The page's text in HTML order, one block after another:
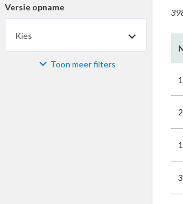
Versie opname
Kies
Materiaal Toon meer filters